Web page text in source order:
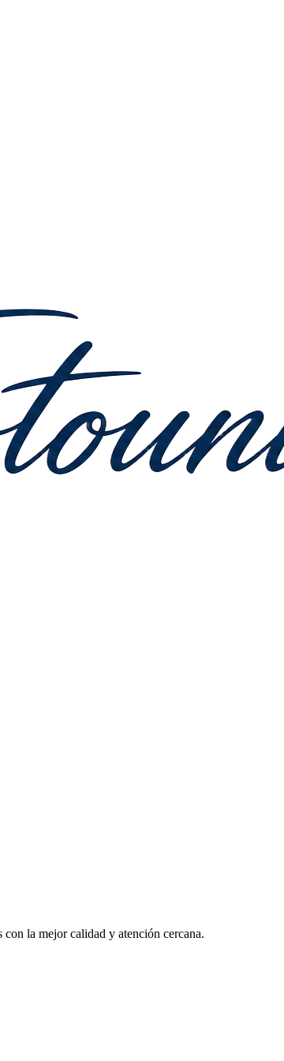
la mejor calidad y atención cercana.